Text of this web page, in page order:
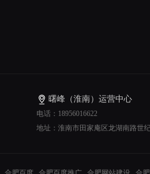
曙峰（淮南）运营中心
电话：18956016622
地址：淮南市田家庵区龙湖南路世